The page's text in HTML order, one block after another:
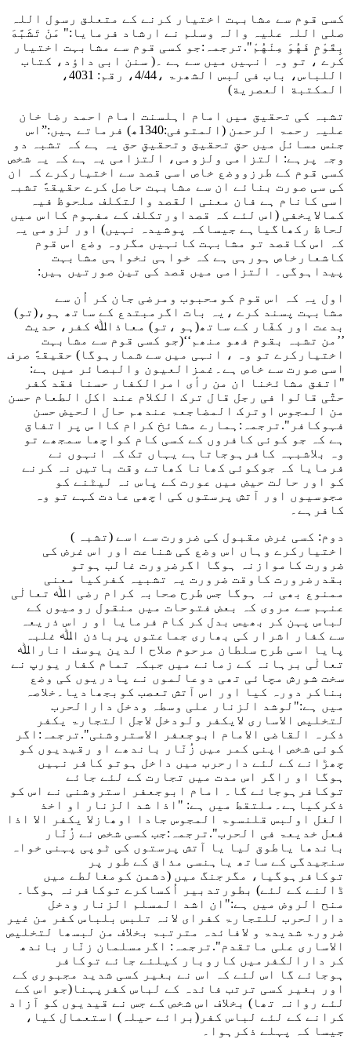
کسی قوم سے مشابہت اختیار کرنے کے متعلق رسول اللہ
صلی اللہ علیہ والہ وسلم نے ارشاد فرمایا:" مَنْ تَشَبَّهَ
بِقَوْمٍ فَهُوَ مِنْهُمْ".ترجمہ:جو کسی قوم سے مشابہت اختیار
کرے ، تو وہ انہیں میں سے ہے ۔( سنن ابی داؤد، کتاب
اللباس، باب فی لبس الشھرۃ ،4/44، رقم: 4031،
المكتبة العصرية)
تشبہ کی تحقیق میں امام اہلسنت امام احمد رضا خان
علیہ رحمۃ الرحمن (المتوفی:1340ھ) فرماتے ہیں:”اس
جنس مسائل میں حقِ تحقیق وتحقیقِ حق یہ ہے کہ تشبہ دو
وجہ پرہے: التزامی ولزومی، التزامی یہ ہے کہ یہ شخص
کسی قوم کے طرزووضع خاص اسی قصد سے اختیارکرے کہ ان
کی سی صورت بنائے ان سے مشابہت حاصل کرے حقیقۃً تشبہ
اسی کانام ہے فان معنی القصد والتکلف ملحوظ فیہ
کمالایخفی (اس لئے کہ قصداورتکلف کے مفہوم کااس میں
لحاظ رکھاگیاہے جیساکہ پوشیدہ نہیں) اور لزومی یہ
کہ اس کاقصد تو مشابہت کانہیں مگروہ وضع اس قوم
کاشعارخاص ہورہی ہے کہ خواہی نخواہی مشابہت
پیداہوگی۔ التزامی میں قصد کی تین صورتیں ہیں:
اول یہ کہ اس قوم کومحبوب ومرضی جان کر اُن سے
مشابہت پسند کرے ،یہ بات اگرمبتدع کے ساتھ ہو،(تو)
بدعت اور کفّار کے ساتھ(ہو ،تو) معاذاﷲ کفر، حدیث
’’من تشبہ بقوم فھو منھم‘‘(جو کسی قوم سے مشابہت
اختیارکرے تو وہ ، انہی میں سے شمارہوگا) حقیقۃً صرف
اسی صورت سے خاص ہے۔غمزالعیون والبصائر میں ہے:
"اتفق مشائخنا ان من رأی امرالکفار حسنا فقد کفر
حتّٰی قالوا فی رجل قال ترک الکلام عند اکل الطعام حسن
من المجوس اوترک المضاجعۃ عندھم حال الحیض حسن
فہوکافر".ترجمہ:ہمارے مشائخ کرام کاا س پر اتفاق
ہے کہ جو کوئی کافروں کے کسی کام کواچھا سمجھے تو
وہ بلاشبہہ کافرہوجاتاہے یہاں تک کہ انہوں نے
فرمایا کہ جوکوئی کھانا کھاتے وقت باتیں نہ کرنے
کو اور حالت حیض میں عورت کے پاس نہ لیٹنے کو
مجوسیوں اور آتش پرستوں کی اچھی عادت کہے تو وہ
کافرہے۔
دوم: کسی غرض مقبول کی ضرورت سے اسے (تشبہ )
اختیارکرے وہاں اس وضع کی شناعت اور اس غرض کی
ضرورت کاموازنہ ہوگا اگرضرورت غالب ہوتو
بقدرضرورت کاوقت ضرورت یہ تشبیہ کفرکیا معنی
ممنوع بھی نہ ہوگا جس طرح صحابہ کرام رضی اﷲ تعالٰی
عنہم سے مروی کہ بعض فتوحات میں منقول رومیوں کے
لباس پہن کر بھیس بدل کر کام فرمایا او ر اس ذریعہ
سے کفار اشرار کی بھاری جماعتوں پرباذن اﷲ غلبہ
پایا اسی طرح سلطان مرحوم صلاح الدین یوسف اناراﷲ
تعالٰی برہانہ کے زمانے میں جبکہ تمام کفار یورپ نے
سخت شورش مچائی تھی دوعالموں نے پادریوں کی وضع
بناکر دورہ کیا اور اس آتش تعصب کوبجھادیا۔خلاصہ
میں ہے:"لوشد الزنار علی وسطہ ودخل دارالحرب
لتخلیص الاساری لایکفر ولودخل لاجل التجارۃ یکفر
ذکرہ القاضی الامام ابوجعفر الاستروشنی".ترجمہ:اگر
کوئی شخص اپنی کمر میں زُنّار باندھے او رقیدیوں کو
چھڑانے کے لئے دارحرب میں داخل ہوتو کافر نہیں
ہوگا او راگر اس مدت میں تجارت کے لئے جائے
توکافرہوجائے گا۔ امام ابوجعفر استروشنی نے اس کو
ذکرکیاہے۔ملتقط میں ہے: "اذا شد الزنار او اخذ
الغل اولبس قلنسوۃ المجوس جادا اوھازلا یکفر الا اذا
فعل خدیعۃ فی الحرب".ترجمہ:جب کسی شخص نے زُنّار
باندھا یاطوق لیا یا آتش پرستوں کی ٹوپی پہنی خواہ
سنجیدگی کے ساتھ یاہنسی مذاق کے طور پر
توکافرہوگیا، مگرجنگ میں (دشمن کومغالطے میں
ڈالنے کے لئے) بطورتدبیر اُکساکرے توکافرنہ ہوگا۔
منح الروض میں ہے:"ان اشد المسلم الزنار ودخل
دارالحرب للتجارۃ کفرای لانہ تلبس بلباس کفر من غیر
ضرورۃ شدیدۃ و لافائدہ مترتبۃ بخلاف من لبسھا لتخلیص
الاساری علی ماتقدم".ترجمہ: اگرمسلمان زنّار باندھ
کر دارالکفرمیں کاروبار کیلئے جائے توکافر
ہوجائے گا اس لئے کہ اس نے بغیر کسی شدید مجبوری کے
اور بغیر کسی ترتب فائدہ کے لباس کفرپہنا(جو اس کے
لئے روانہ تھا) بخلاف اس شخص کے جس نے قیدیوں کو آزاد
کرانے کے لئے لباس کفر(برائے حیلہ) استعمال کیا،
جیسا کہ پہلے ذکرہوا۔